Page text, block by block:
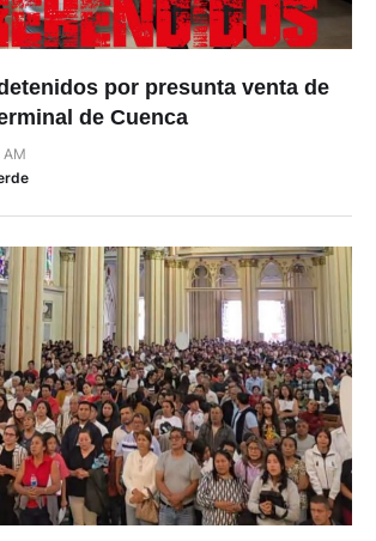
por presunta venta de
de Cuenca
AM